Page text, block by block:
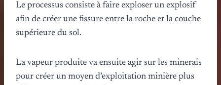
Le processus consiste à faire exploser un explosif
afin de créer une fissure entre la roche et la couche
supérieure du sol.
La vapeur produite va ensuite agir sur les minerais
pour créer un moyen d’exploitation minière plus